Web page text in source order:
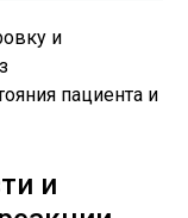
и
пациента и
и